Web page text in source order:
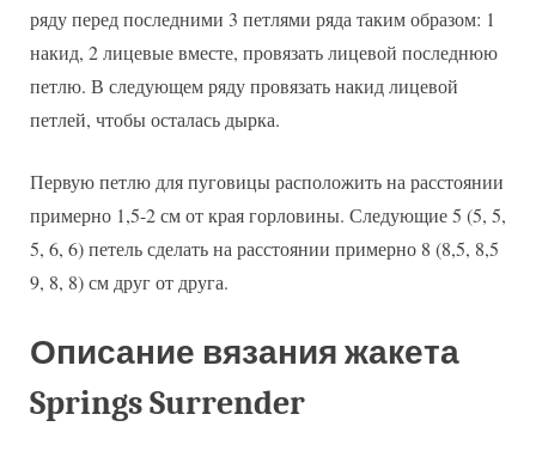
ряду перед последними 3 петлями ряда таким образом: 1
накид, 2 лицевые вместе, провязать лицевой последнюю
петлю. В следующем ряду провязать накид лицевой
петлей, чтобы осталась дырка.
Первую петлю для пуговицы расположить на расстоянии
примерно 1,5-2 см от края горловины. Следующие 5 (5, 5,
5, 6, 6) петель сделать на расстоянии примерно 8 (8,5, 8,5
9, 8, 8) см друг от друга.
Описание вязания жакета
Springs Surrender